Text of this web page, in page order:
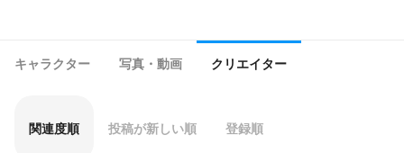
キャラクター 写真・動画 クリエイター
関連度順 投稿が新しい順 登録順